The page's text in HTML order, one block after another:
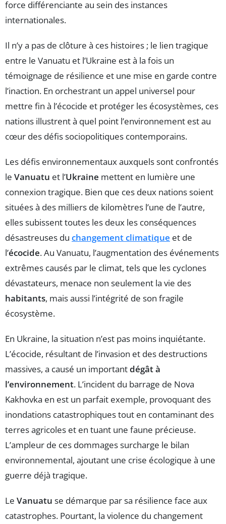
force différenciante au sein des instances
internationales.
Il n’y a pas de clôture à ces histoires ; le lien tragique
entre le Vanuatu et l’Ukraine est à la fois un
témoignage de résilience et une mise en garde contre
l’inaction. En orchestrant un appel universel pour
mettre fin à l’écocide et protéger les écosystèmes, ces
nations illustrent à quel point l’environnement est au
cœur des défis sociopolitiques contemporains.
Les défis environnementaux auxquels sont confrontés
le Vanuatu et l’Ukraine mettent en lumière une
connexion tragique. Bien que ces deux nations soient
situées à des milliers de kilomètres l’une de l’autre,
elles subissent toutes les deux les conséquences
désastreuses du changement climatique et de
l’écocide. Au Vanuatu, l’augmentation des événements
extrêmes causés par le climat, tels que les cyclones
dévastateurs, menace non seulement la vie des
habitants, mais aussi l’intégrité de son fragile
écosystème.
En Ukraine, la situation n’est pas moins inquiétante.
L’écocide, résultant de l’invasion et des destructions
massives, a causé un importantdégât à
l’environnement. L’incident du barrage de Nova
Kakhovka en est un parfait exemple, provoquant des
inondations catastrophiques tout en contaminant des
terres agricoles et en tuant une faune précieuse.
L’ampleur de ces dommages surcharge le bilan
environnemental, ajoutant une crise écologique à une
guerre déjà tragique.
Le Vanuatu se démarque par sa résilience face aux
catastrophes. Pourtant, la violence du changement